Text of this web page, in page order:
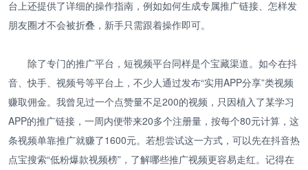
台上还提供了详细的操作指南，例如如何生成专属推广链接、怎样发
朋友圈才不会被折叠，新手只需跟着操作即可。
除了专门的推广平台，短视频平台同样是个宝藏渠道。如今在抖
音、快手、视频号等平台上，不少人通过发布“实用APP分享”类视频
赚取佣金。我曾见过一个点赞量不足200的视频，只因植入了某学习
APP的推广链接，一周内便带来20多个注册量，按每个80元计算，这
条视频单靠推广就赚了1600元。若想尝试这一方式，可以先在抖音热
点宝搜索“低粉爆款视频榜”，了解哪些推广视频更容易走红。记得在